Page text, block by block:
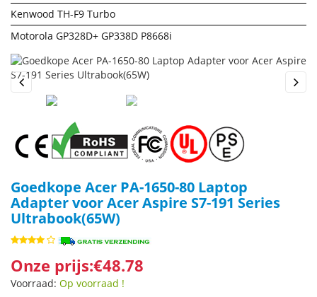
Kenwood TH-F9 Turbo
Motorola GP328D+ GP338D P8668i
Previous
Goedkope Acer PA-1650-80 Laptop
Adapter voor Acer Aspire S7-191 Series
Ultrabook(65W)
Onze prijs:€48.78
Voorraad: Op voorraad !